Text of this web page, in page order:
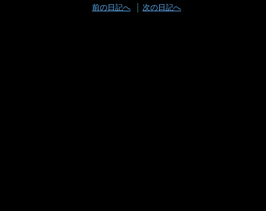
前の日記へ 次の日記へ